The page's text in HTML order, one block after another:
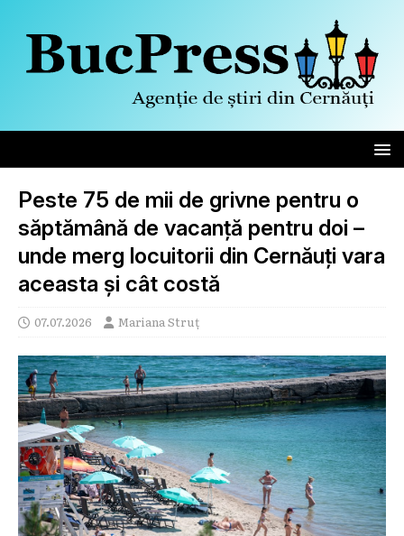
Peste 75 de mii de grivne pentru o
săptămână de vacanță pentru doi –
unde merg locuitorii din Cernăuți vara
aceasta și cât costă
07.07.2026 Mariana Struț